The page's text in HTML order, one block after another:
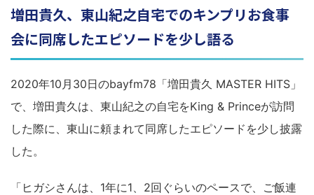
増田貴久、東山紀之自宅でのキンプリお食事
会に同席したエピソードを少し語る
2020年10月30日のbayfm78「増田貴久 MASTER HITS」
で、増田貴久は、東山紀之の自宅をKing & Princeが訪問
した際に、東山に頼まれて同席したエピソードを少し披露
した。
「ヒガシさんは、1年に1、2回ぐらいのペースで、ご飯連